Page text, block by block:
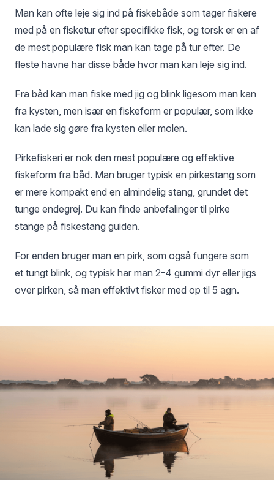
Man kan ofte leje sig ind på fiskebåde som tager fiskere
med på en fisketur efter specifikke fisk, og torsk er en af
de mest populære fisk man kan tage på tur efter. De
fleste havne har disse både hvor man kan leje sig ind.
Fra båd kan man fiske med jig og blink ligesom man kan
fra kysten, men især en fiskeform er populær, som ikke
kan lade sig gøre fra kysten eller molen.
Pirkefiskeri er nok den mest populære og effektive
fiskeform fra båd. Man bruger typisk en pirkestang som
er mere kompakt end en almindelig stang, grundet det
tunge endegrej. Du kan finde anbefalinger til pirke
stange på fiskestang guiden.
For enden bruger man en pirk, som også fungere som
et tungt blink, og typisk har man 2-4 gummi dyr eller jigs
over pirken, så man effektivt fisker med op til 5 agn.